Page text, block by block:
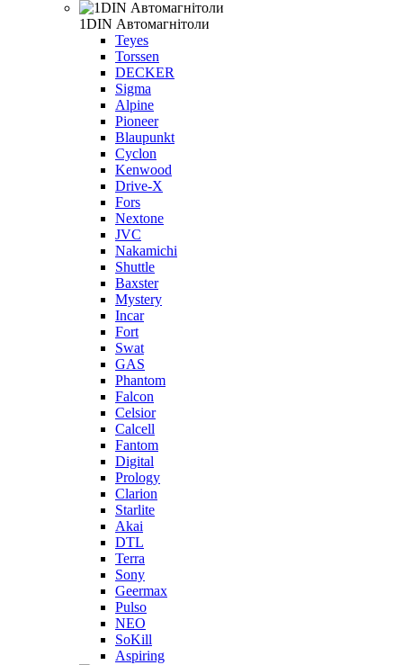
1DIN Автомагнітоли
Teyes
Torssen
DECKER
Sigma
Alpine
Pioneer
Blaupunkt
Cyclon
Kenwood
Drive-X
Fors
Nextone
JVC
Nakamichi
Shuttle
Baxster
Mystery
Incar
Fort
Swat
GAS
Phantom
Falcon
Celsior
Calcell
Fantom
Digital
Prology
Clarion
Starlite
Akai
DTL
Terra
Sony
Geermax
Pulso
NEO
SoKill
Aspiring